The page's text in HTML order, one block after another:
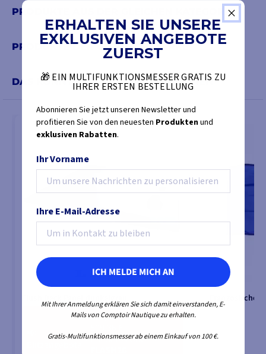
PRODUKTE AUS DER GLEICHEN KATEGORIE
PRODUKTE DER GLEICHEN MARKE
DAS KÖNNTE SIE AUCH INTERESSIEREN
Flush Deck Panel dunkelgrau
693,95 €
mit dem Code
Französischer
ERHALTEN SIE UNSERE
EXKLUSIVEN ANGEBOTE
ZUERST
🎁 EIN MULTIFUNKTIONSMESSER GRATIS ZU
IHRER ERSTEN BESTELLUNG
Abonnieren Sie jetzt unseren Newsletter und
profitieren Sie von den neuesten Produktenund
exklusiven Rabatten.
Ihr Vorname
Ihre E-Mail-Adresse
ICH MELDE MICH AN
Mit Ihrer Anmeldung erklären Sie sich damit einverstanden, E-
Mails von Comptoir Nautique zu erhalten.
Gratis-Multifunktionsmesser ab einem Einkauf von 100 €.